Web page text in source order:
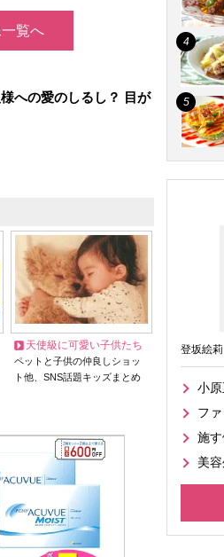
覧へ
への愛のしるし？ 目が
天使級に可愛い子供たち
ペットと子供の仲良しショッ
ト他、SNS話題キッズまとめ
登坂絵
小
フ
施
美